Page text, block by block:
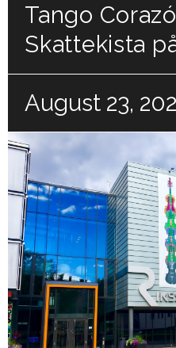
Tango
Skattekista
August 23,